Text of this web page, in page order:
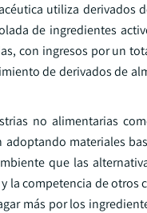
utiliza
de ingredientes
con ingresos por un
de derivados de
no alimentarias
adoptando materiales
que las
la competencia de
más por los